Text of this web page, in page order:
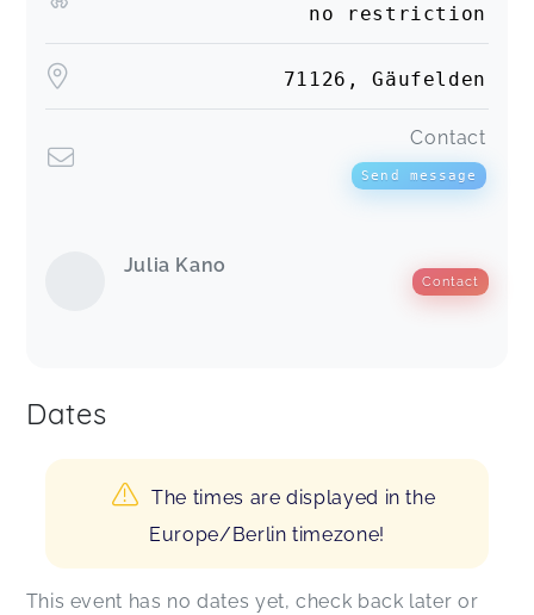
no restriction
71126, Gäufelden
Contact
Send message
Julia Kano
Contact
Dates
The times are displayed in the
Europe/Berlin timezone!
This event has no dates yet, check back later or